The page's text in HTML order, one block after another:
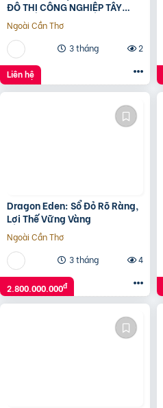
ĐÔ THỊ CÔNG NGHIỆP TÂY
NAM TP.HCM
Ngoài Cần Thơ
3 tháng
2
Liên hệ
Dragon Eden: Sổ Đỏ Rõ Ràng,
Lợi Thế Vững Vàng
Ngoài Cần Thơ
3 tháng
4
2.800.000.000đ